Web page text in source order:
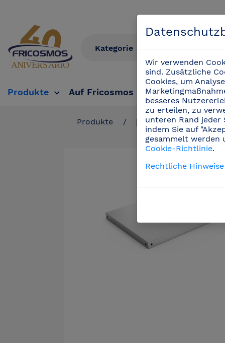
Produkte Auf Fricosmos Fricosmos Tv
Produkte / Regale aus
Wir verwenden
sind. Zusätzliche
Cookies, um
besseres
zu erteilen, zu
unteren Rand jeder
indem Sie auf
gesammelt werden
Cookie-Richtlinie.
Rechtliche Hinweise